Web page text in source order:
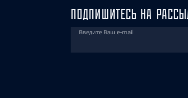
ПОДПИШИТЕСЬ НА
Введите Ваш e-mail